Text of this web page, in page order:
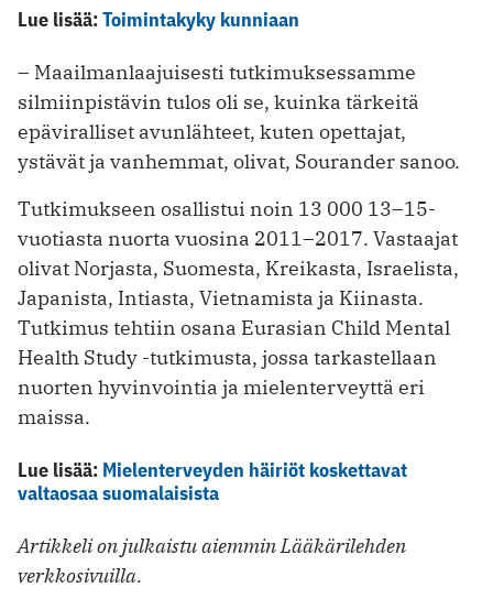
Lue lisää:Toimintakyky kunniaan
– Maailmanlaajuisesti tutkimuksessamme
silmiinpistävin tulos oli se, kuinka tärkeitä
epäviralliset avunlähteet, kuten opettajat,
ystävät ja vanhemmat, olivat, Sourander sanoo.
Tutkimukseen osallistui noin 13 000 13–15-
vuotiasta nuorta vuosina 2011–2017. Vastaajat
olivat Norjasta, Suomesta, Kreikasta, Israelista,
Japanista, Intiasta, Vietnamista ja Kiinasta.
Tutkimus tehtiin osana Eurasian Child Mental
Health Study -tutkimusta, jossa tarkastellaan
nuorten hyvinvointia ja mielenterveyttä eri
maissa.
Lue lisää: Mielenterveyden häiriöt koskettavat
valtaosaa suomalaisista
Artikkeli on julkaistu aiemmin Lääkärilehden
verkkosivuilla.